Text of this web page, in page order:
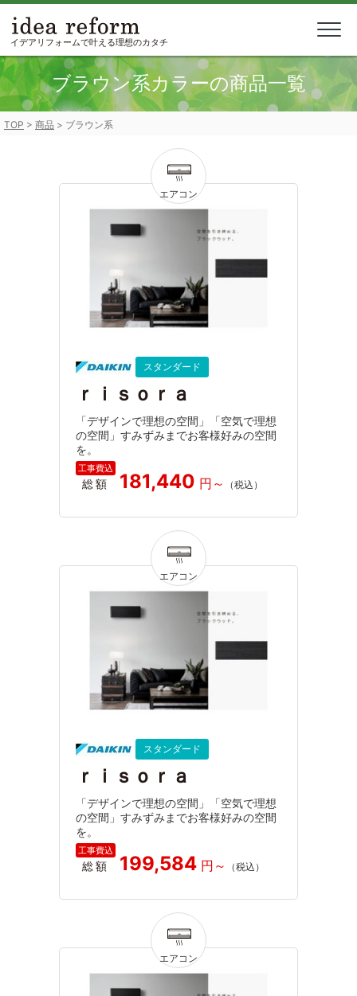
Skip
content
イデアリフォームで叶える理想のカタチ
ブラウン系カラーの商品一覧
TOP > 商品 > ブラウン系
スタンダード
ｒｉｓｏｒａ
「デザインで理想の空間」「空気で理想
の空間」すみずみまでお客様好みの空間
を。
総額 181,440
スタンダード
ｒｉｓｏｒａ
「デザインで理想の空間」「空気で理想
の空間」すみずみまでお客様好みの空間
を。
総額 199,584